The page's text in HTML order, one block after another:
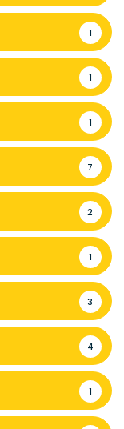
1
1
1
7
2
1
3
4
1